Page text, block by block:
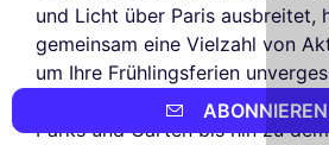
und Licht über Paris ausbreitet,
gemeinsam eine Vielzahl von
um Ihre Frühlingsferien
Von der Magie der
Parks und Gärten bis hin zu